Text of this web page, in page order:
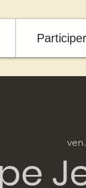
Participer